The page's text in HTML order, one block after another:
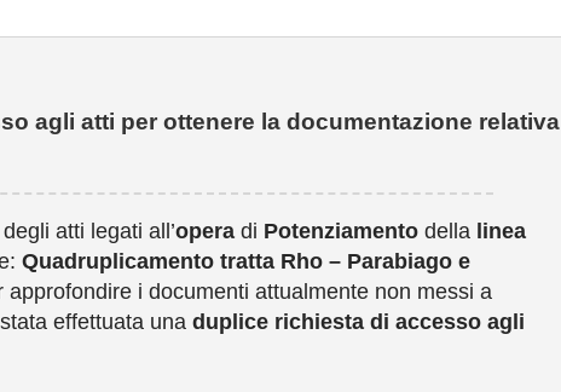
agli atti per ottenere la documentazione relativa
atti legati all’operadi Potenziamentodella linea
Quadruplicamento tratta Rho – Parabiago e
approfondire i documenti attualmente non messi a
effettuata una duplice richiesta di accesso agli